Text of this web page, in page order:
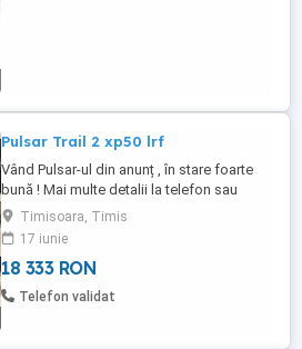
Pulsar Trail 2 xp50 lrf
Vând Pulsar-ul din anunț , în stare foarte
bună ! Mai multe detalii la telefon sau
Whatsapp!
Timisoara, Timis
17 iunie
18 333 RON
Telefon validat